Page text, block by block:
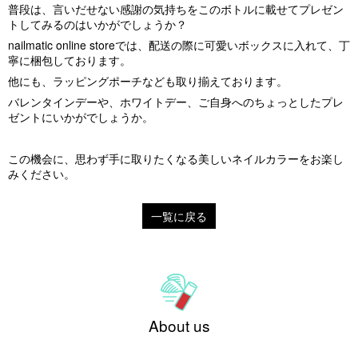
普段は、言いだせない感謝の気持ちをこのボトルに載せてプレゼン
トしてみるのはいかがでしょうか？
nailmatic online storeでは、配送の際に可愛いボックスに入れて、丁
寧に梱包しております。
他にも、 ラッピングポーチなども取り揃えております。
バレンタインデーや、ホワイトデー、ご自身へのちょっとしたプレ
ゼントにいかがでしょうか。
この機会に、思わず手に取りたくなる美しいネイルカラーをお楽し
みください。
一覧に戻る
About us